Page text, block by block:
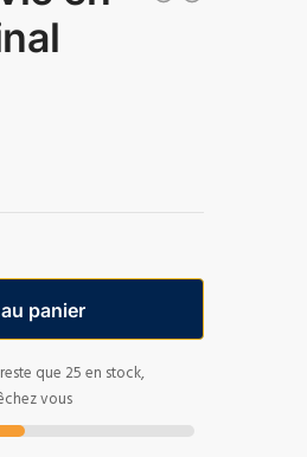
panier
que 25 en stock,
vous